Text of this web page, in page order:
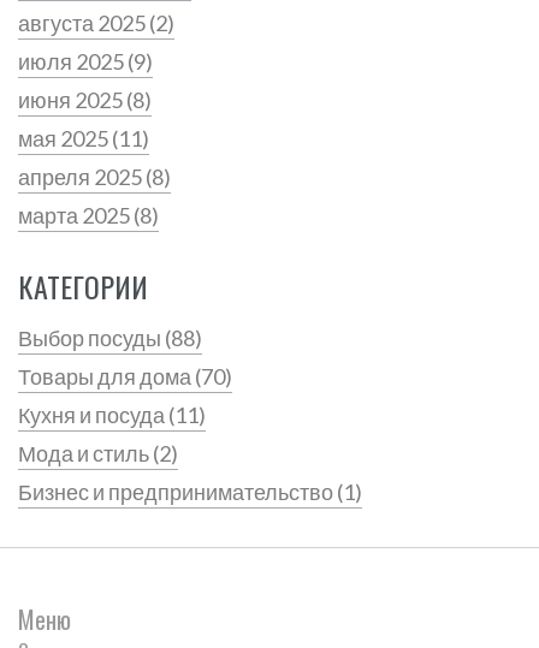
августа 2025(2)
июля 2025(9)
июня 2025(8)
мая 2025(11)
апреля 2025(8)
марта 2025(8)
КАТЕГОРИИ
Выбор посуды (88)
Товары для дома(70)
Кухня и посуда(11)
Мода и стиль(2)
Бизнес и предпринимательство(1)
Меню